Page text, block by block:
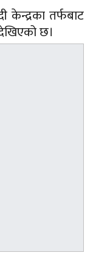
केन्द्रका तर्फबाट
छ।